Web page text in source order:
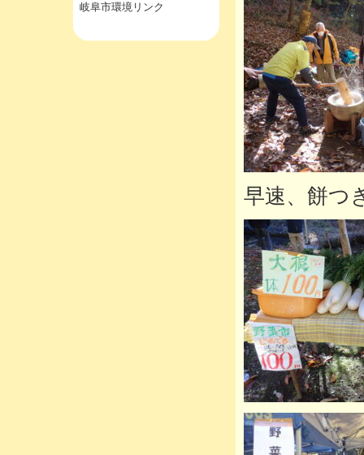
岐阜市環境リンク
早速、餅つ